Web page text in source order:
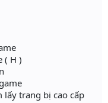
( H )
lấy trang bị cao cấp